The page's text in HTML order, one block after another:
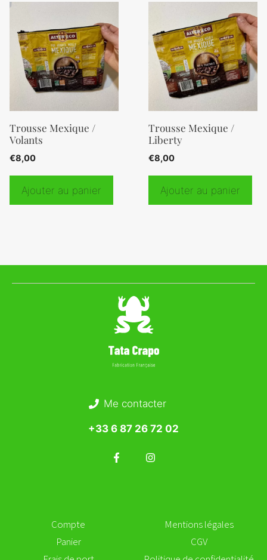
Trousse Mexique /
Volants
€8,00
Ajouter au panier
Trousse Mexique /
Liberty
€8,00
Ajouter au panier
Me contacter
+33 6 87 26 72 02
Compte
Panier
Mentions légales
CGV